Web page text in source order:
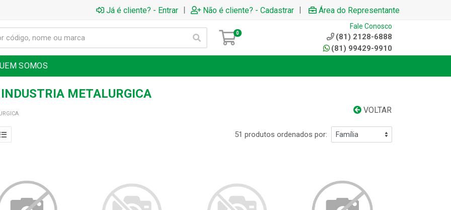
Já é cliente? - Entrar | Não é cliente? - Cadastrar | Área do Representante
0
Fale Conosco
(81) 2128-6888
(81) 99429-9910
SOMOS
METALURGICA
VOLTAR
51 produtos ordenados por: